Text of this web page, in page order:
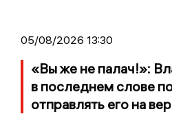
05/08/2026 13:30
«Вы же не палач!»:
в последнем слове
отправлять его на